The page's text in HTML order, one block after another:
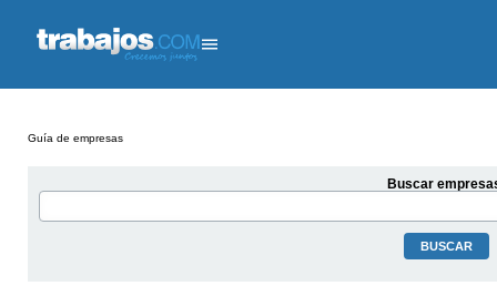
Guía de empresas
Buscar